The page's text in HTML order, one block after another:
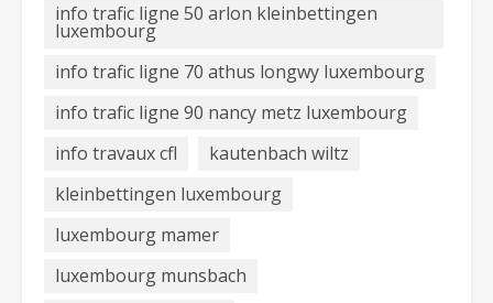
info trafic ligne 50 arlon kleinbettingen
luxembourg
info trafic ligne 70 athus longwy luxembourg
info trafic ligne 90 nancy metz luxembourg
info travaux cfl
kautenbach wiltz
kleinbettingen luxembourg
luxembourg mamer
luxembourg munsbach